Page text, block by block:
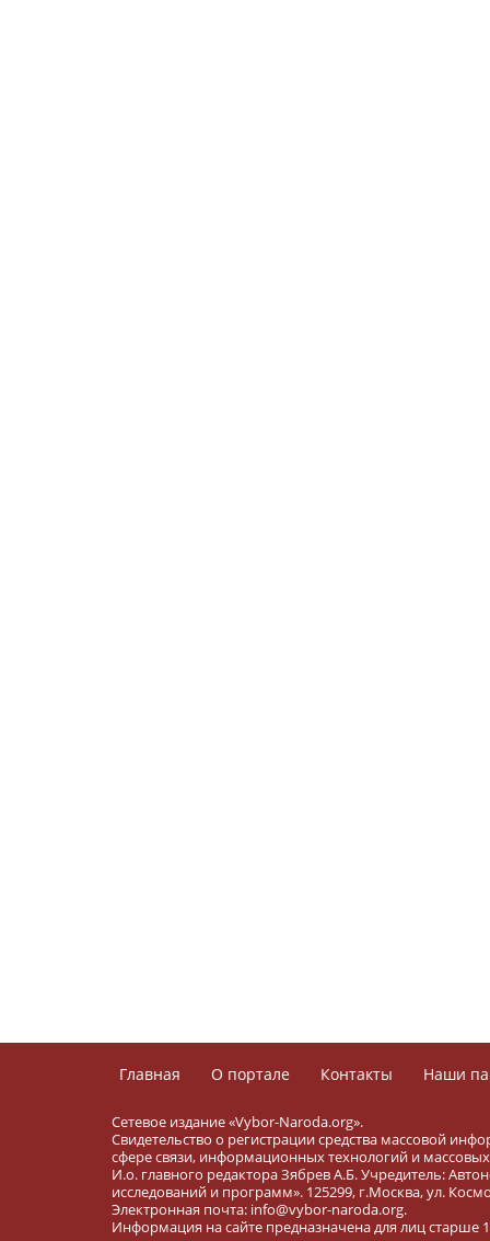
Главная О портале Контакты Наши
Сетевое издание «Vybor-Naroda.org».
Свидетельство о регистрации средства массовой
сфере связи, информационных технологий и
И.о. главного редактора Зябрев А.Б. Учредитель:
исследований и программ». 125299, г.Москва, ул.
Электронная почта: info@vybor-naroda.org.
Информация на сайте предназначена для лиц старше